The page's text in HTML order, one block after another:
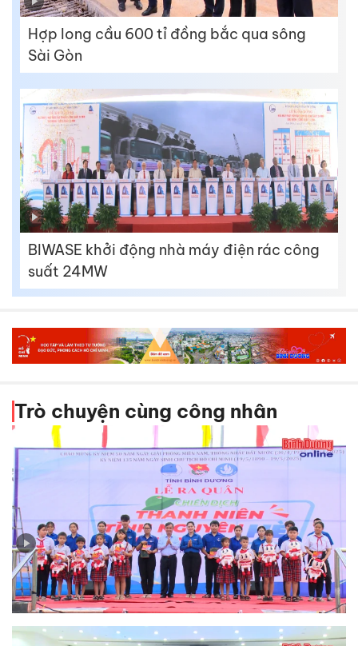
Hợp long cầu 600 tỉ đồng bắc qua sông
Sài Gòn
BIWASE khởi động nhà máy điện rác công
suất 24MW
Trò chuyện cùng công nhân
Ra quân Chiến dịch Thanh niên tình nguyện hè năm
2025